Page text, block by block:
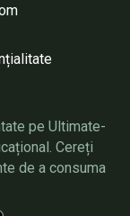
pe Ultimate-
Cereți
de a consuma